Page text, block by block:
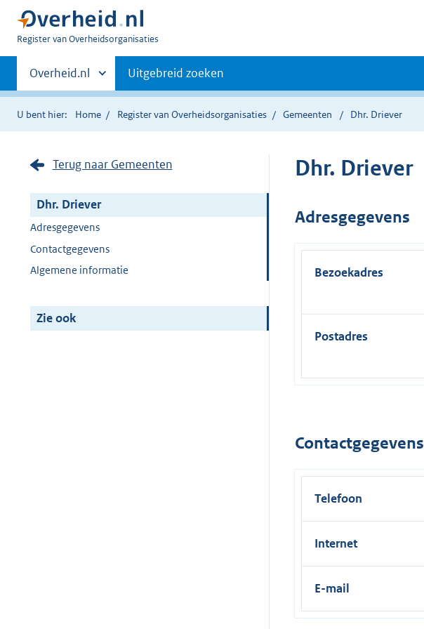
U
Register van Overheidsorganisaties
Primaire
navigatie
Andere
sites
binnen
Overheid.nl Uitgebreid zoeken
U bent hier: Home Register van Overheidsorganisaties Gemeenten Dhr. Driever
Terug naar Gemeenten
Dhr. Driever
Adresgegevens
Contactgegevens
Algemene informatie
Zie ook
Dhr. Driever
Adresgegevens
Bezoekadres
Postadres
Contactgegevens
Telefoon
Internet
E-mail